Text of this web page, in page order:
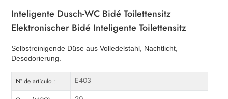
Inteligente Dusch-WC Bidé Toilettensitz
Elektronischer Bidé Inteligente Toilettensitz
Selbstreinigende Düse aus Volledelstahl, Nachtlicht,
Desodorierung.
Nº de artículo.: E403